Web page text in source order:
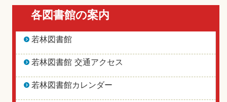
各図書館の案内
若林図書館
若林図書館 交通アクセス
若林図書館カレンダー